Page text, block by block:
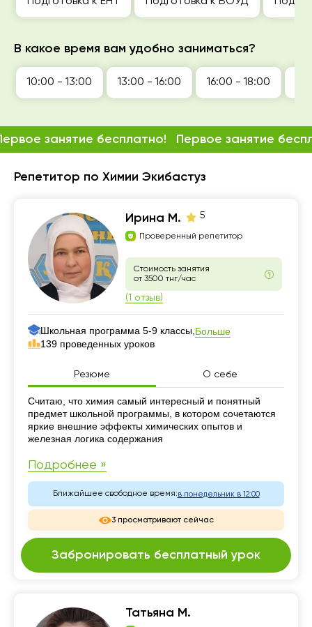
Репетитор по Химии Экибастуз
Ирина М. 5
Проверенный репетитор
Стоимость занятия
от 3500 тнг/час
(1 отзыв)
Школьная программа 5-9 классы, Больше
139 проведенных уроков
Резюме О себе
Резюме
Считаю, что химия самый интересный и понятный
предмет школьной программы, в котором сочетаются
яркие внешние эффекты химических опытов и
железная логика содержания
Подробнее »
Ближайшее свободное время:в понедельник в 12:00
3 просматривают сейчас
Забронировать бесплатный урок
Татьяна М.
занятие бесплатно! Первое занятие
В какое время вам удобно заниматься?
10:00 - 13:00 13:00 - 16:00 16:00 - 18:00